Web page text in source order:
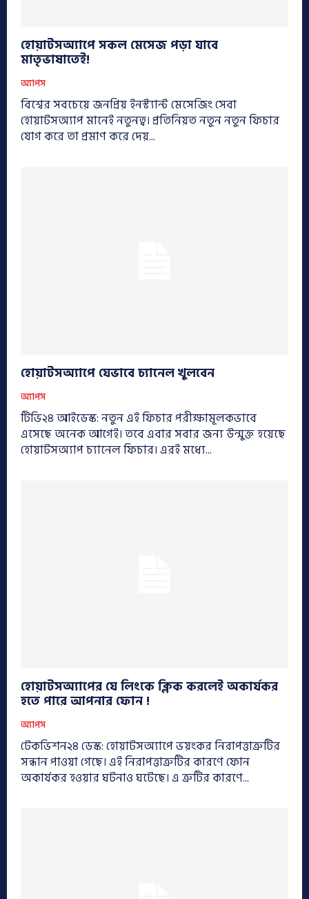
হোয়াটসঅ্যাপে সকল মেসেজ পড়া যাবে
মাতৃভাষাতেই!
অ্যাপস
বিশ্বের সবচেয়ে জনপ্রিয় ইনস্ট্যান্ট মেসেজিং সেবা
হোয়াটসঅ্যাপ মানেই নতুনত্ব। প্রতিনিয়ত নতুন নতুন ফিচার
যোগ করে তা প্রমাণ করে দেয়...
হোয়াটসঅ্যাপে যেভাবে চ্যানেল খুলবেন
অ্যাপস
টিভি২৪ আইডেস্ক: নতুন এই ফিচার পরীক্ষামূলকভাবে
এসেছে অনেক আগেই। তবে এবার সবার জন্য উন্মুক্ত হয়েছে
হোয়াটসঅ্যাপ চ্যানেল ফিচার। এরই মধ্যে...
হোয়াটসঅ্যাপের যে লিংকে ক্লিক করলেই অকার্যকর
হতে পারে আপনার ফোন !
অ্যাপস
টেকভিশন২৪ ডেস্ক: হোয়াটসঅ্যাপে ভয়ংকর নিরাপত্তাত্রুটির
সন্ধান পাওয়া গেছে। এই নিরাপত্তাত্রুটির কারণে ফোন
অকার্যকর হওয়ার ঘটনাও ঘটেছে। এ ত্রুটির কারণে...